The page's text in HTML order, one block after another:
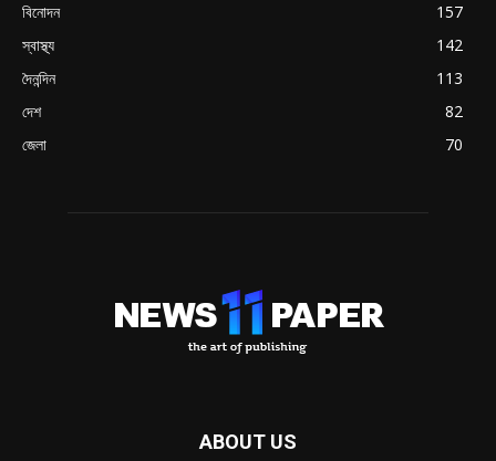
বিনোদন
157
স্বাস্থ্য
142
দৈনন্দিন
113
দেশ
82
জেলা
70
ABOUT US